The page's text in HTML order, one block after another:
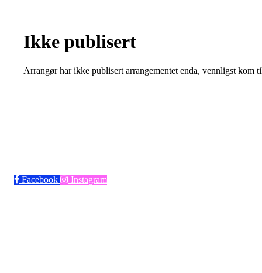
Ikke publisert
Arrangør har ikke publisert arrangementet enda, vennligst kom
Facebook Instagram